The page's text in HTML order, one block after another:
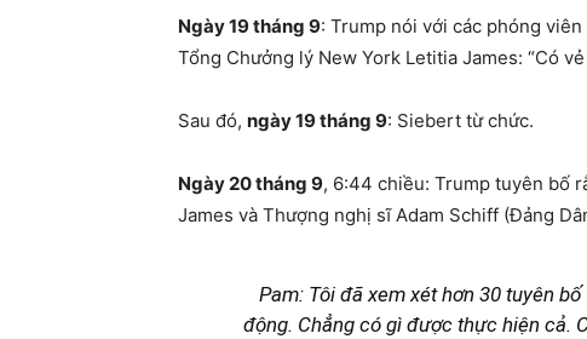
Ngày 19 tháng 9: Trump nói với các phóng
Tổng Chưởng lý New York Letitia James: “Có
Sau đó, ngày 19 tháng 9: Siebert từ chức.
Ngày 20 tháng 9, 6:44 chiều: Trump tuyên bố
James và Thượng nghị sĩ Adam Schiff (Đảng
Pam: Tôi đã xem xét hơn 30 tuyên
động. Chẳng có gì được thực hiện cả.